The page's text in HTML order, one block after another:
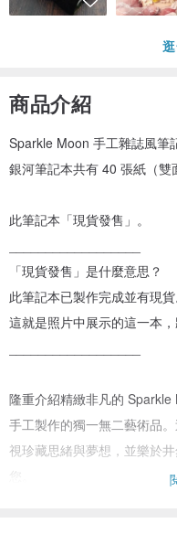
商品介紹
Sparkle Moon 手工雜誌風筆
銀河筆記本共有 40 張紙（雙
此筆記本「現貨發售」。
「現貨發售」是什麼意思？
此筆記本已製作完成並有現貨
這就是照片中展示的這一本，
隆重介紹精緻非凡的
手工製作的獨一無二藝術品
視珍藏思緒與夢想，並樂於